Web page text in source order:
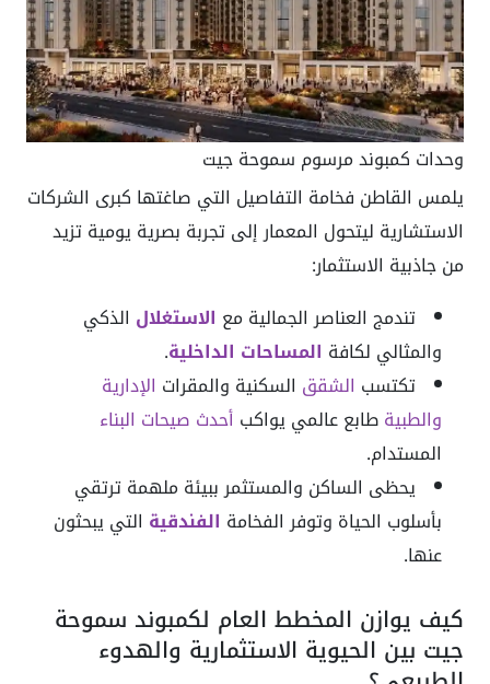
وحدات كمبوند مرسوم سموحة جيت
يلمس القاطن فخامة التفاصيل التي صاغتها كبرى الشركات
الاستشارية ليتحول المعمار إلى تجربة بصرية يومية تزيد
من جاذبية الاستثمار:
تندمج العناصر الجمالية مع الاستغلال الذكي
والمثالي لكافة المساحات الداخلية.
تكتسب الشقق السكنية والمقرات الإدارية
والطبيةطابع عالمي يواكب أحدث صيحات البناء
المستدام.
يحظى الساكن والمستثمر ببيئة ملهمة ترتقي
بأسلوب الحياة وتوفر الفخامة الفندقية التي يبحثون
عنها.
كيف يوازن المخطط العام لكمبوند سموحة
جيت بين الحيوية الاستثمارية والهدوء